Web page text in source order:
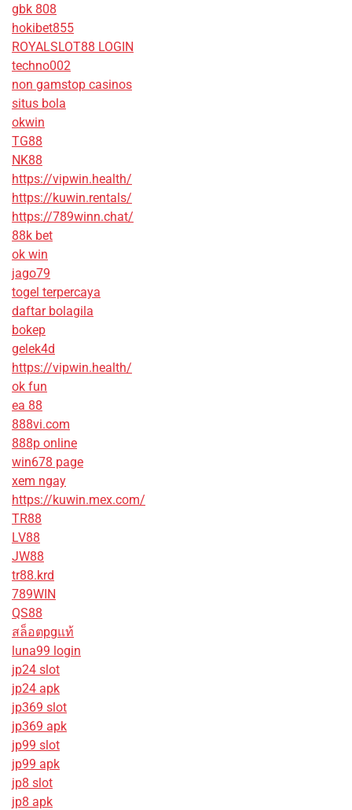
gbk 808
hokibet855
ROYALSLOT88 LOGIN
techno002
non gamstop casinos
situs bola
okwin
TG88
NK88
https://vipwin.health/
https://kuwin.rentals/
https://789winn.chat/
88k bet
ok win
jago79
togel terpercaya
daftar bolagila
bokep
gelek4d
https://vipwin.health/
ok fun
ea 88
888vi.com
888p online
win678 page
xem ngay
https://kuwin.mex.com/
TR88
LV88
JW88
tr88.krd
789WIN
QS88
สล็อตpgแท้
luna99 login
jp24 slot
jp24 apk
jp369 slot
jp369 apk
jp99 slot
jp99 apk
jp8 slot
jp8 apk